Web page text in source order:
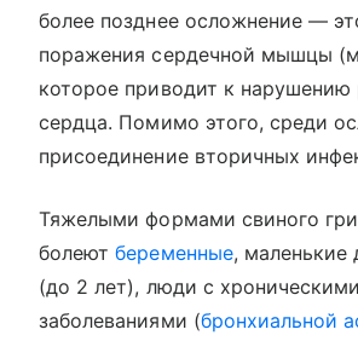
более позднее осложнение —
поражения сердечной мышцы
которое приводит к нарушению
сердца. Помимо этого, среди
присоединение вторичных
Тяжелыми формами свиного
болеютбеременные, маленькие
(до 2 лет), люди с хроническими
заболеваниями (бронхиальной